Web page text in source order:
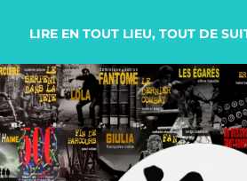
LIRE EN TOUT LIEU, TOUT DE